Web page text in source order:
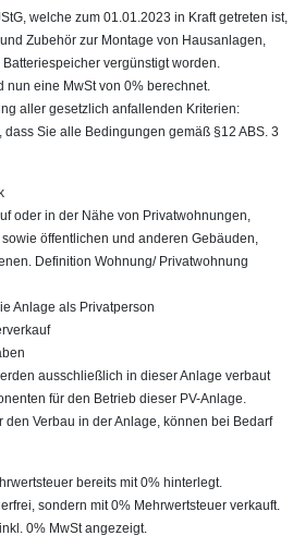
welche zum 01.01.2023 in Kraft getreten ist,
Zubehör zur Montage von Hausanlagen,
vergünstigt worden.
nun eine MwSt von 0% berechnet.
aller gesetzlich anfallenden Kriterien:
dass Sie alle Bedingungen gemäß §12 ABS. 3
oder in der Nähe von Privatwohnungen,
öffentlichen und anderen Gebäuden,
Definition Wohnung/ Privatwohnung
Anlage als Privatperson
ausschließlich in dieser Anlage verbaut
für den Betrieb dieser PV-Anlage.
Verbau in der Anlage, können bei Bedarf
bereits mit 0% hinterlegt.
sondern mit 0% Mehrwertsteuer verkauft.
0% MwSt angezeigt.